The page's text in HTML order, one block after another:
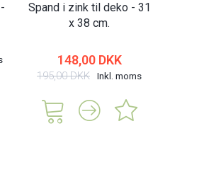
Spand i zink til deko - 31
x 38 cm.
148,00 DKK
195,00 DKK Inkl. moms